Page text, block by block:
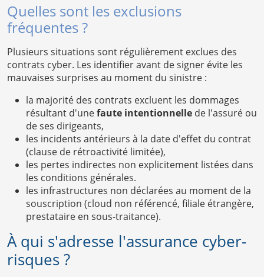
Quelles sont les exclusions
fréquentes ?
Plusieurs situations sont régulièrement exclues des
contrats cyber. Les identifier avant de signer évite les
mauvaises surprises au moment du sinistre :
la majorité des contrats excluent les dommages
résultant d'unefaute intentionnelle de l'assuré ou
de ses dirigeants,
les incidents antérieurs à la date d'effet du contrat
(clause de rétroactivité limitée),
les pertes indirectes non explicitement listées dans
les conditions générales.
les infrastructures non déclarées au moment de la
souscription (cloud non référencé, filiale étrangère,
prestataire en sous-traitance).
À qui s'adresse l'assurance cyber-
risques ?